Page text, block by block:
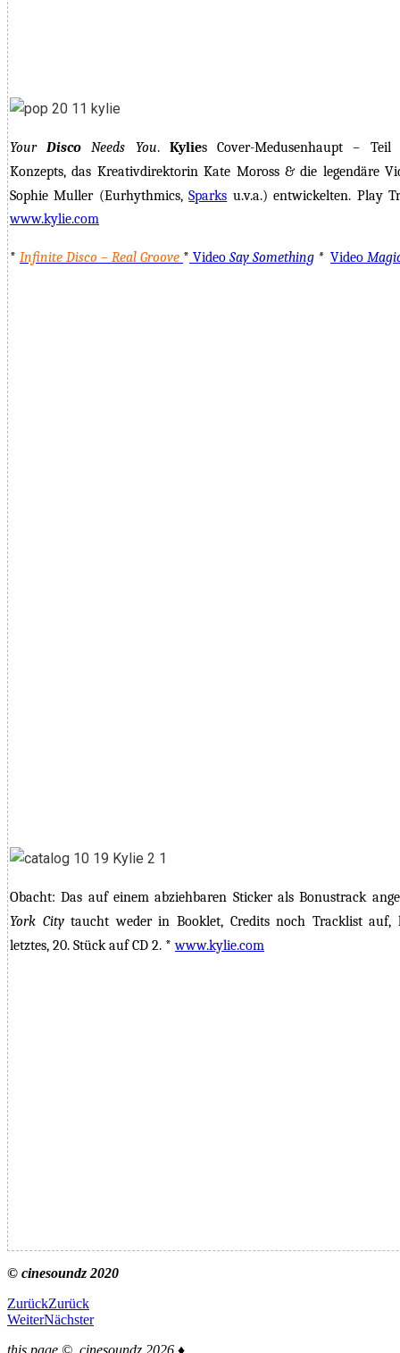
YourDisco Needs You. Kylies Cover-Medusenhaupt –
Konzepts, das Kreativdirektorin Kate Moross & die legendäre
Sophie Muller (Eurhythmics,Sparks u.v.a.) entwickelten. Play
www.kylie.com
* Infinite Disco – Real Groove * Video Say Something * Video
Obacht: Das auf einem abziehbaren Sticker als Bonustrack
York Citytaucht weder in Booklet, Credits noch Tracklist auf,
letztes, 20. Stück auf CD 2. *www.kylie.com
© cinesoundz 2020
ZurückZurück
WeiterNächster